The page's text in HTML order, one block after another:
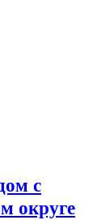
с
округе